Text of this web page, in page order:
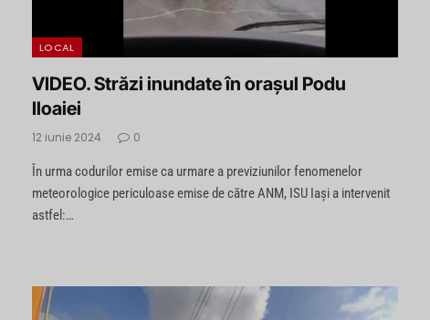
LOCAL
VIDEO. Străzi inundate în orașul Podu
Iloaiei
12 iunie 2024 0
În urma codurilor emise ca urmare a previziunilor fenomenelor
meteorologice periculoase emise de către ANM, ISU Iași a intervenit
astfel:…